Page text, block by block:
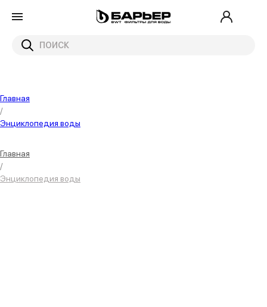
Главная
/
Энциклопедия воды
Главная
/
Энциклопедия воды